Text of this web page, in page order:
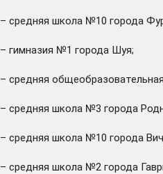
– средняя школа №10 города
– гимназия №1 города Шуя;
– средняя
– средняя школа №3 города
– средняя школа №10 города
– средняя школа №2 города